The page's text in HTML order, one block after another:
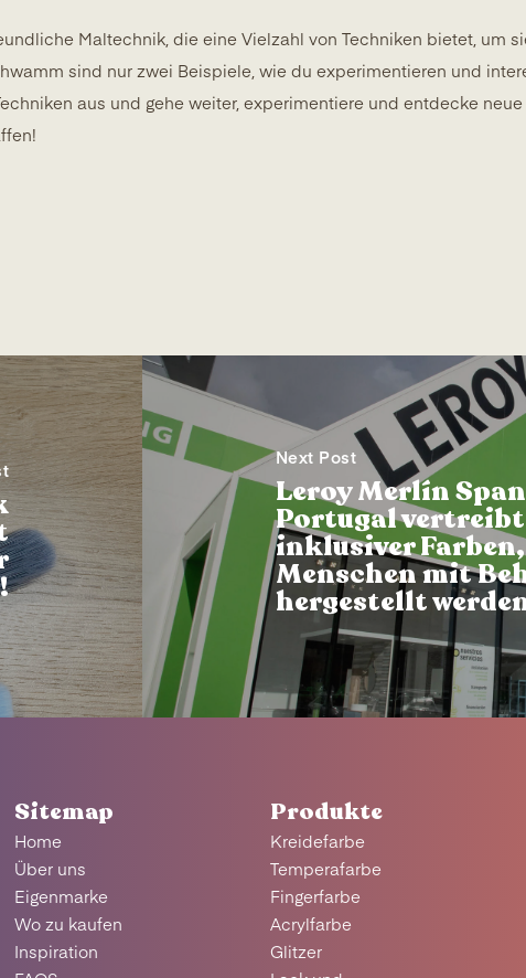
Maltechnik, die eine Vielzahl von Techniken bietet, um
sind nur zwei Beispiele, wie du experimentieren und
aus und gehe weiter, experimentiere und entdecke
Next Post
Leroy Merlín
Portugal
inklusiver
Menschen mit
hergestellt
Sitemap
Home
Über uns
Eigenmarke
Wo zu kaufen
Inspiration
Produkte
Kreidefarbe
Temperafarbe
Fingerfarbe
Acrylfarbe
Glitzer